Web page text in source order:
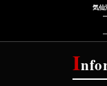
気仙
I